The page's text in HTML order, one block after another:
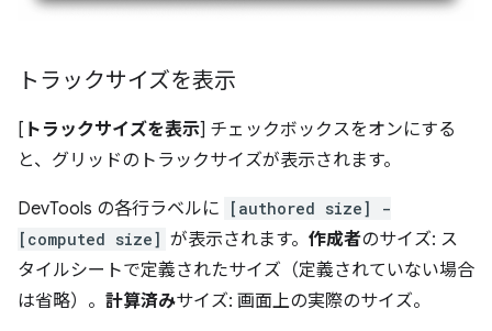
トラックサイズを表示
[ トラックサイズを表示] チェックボックスをオンにする
と、グリッドのトラックサイズが表示されます。
DevTools の各行ラベルに
[authored size] -
[computed size] が表示されます。 作成者のサイズ: ス
タイルシートで定義されたサイズ（定義されていない場合
は省略）。 計算済みサイズ: 画面上の実際のサイズ。